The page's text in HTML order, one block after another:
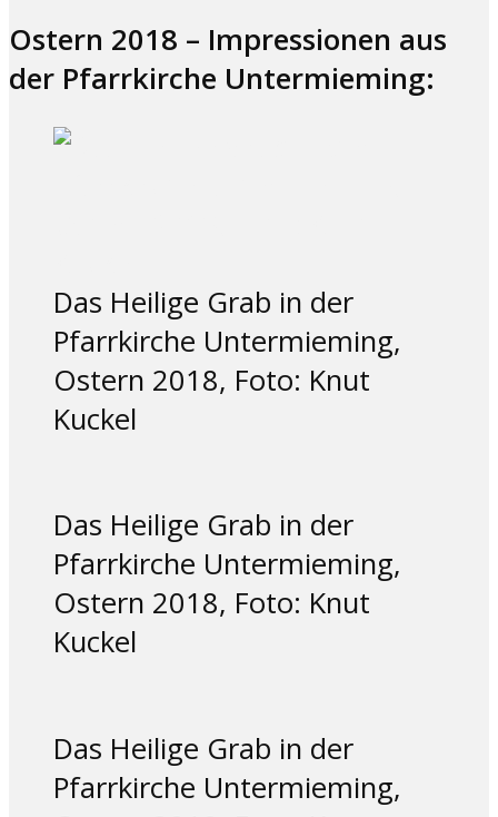
Ostern 2018 – Impressionen aus
der Pfarrkirche Untermieming:
Das Heilige Grab in der
Pfarrkirche Untermieming,
Ostern 2018, Foto: Knut
Kuckel
Das Heilige Grab in der
Pfarrkirche Untermieming,
Ostern 2018, Foto: Knut
Kuckel
Das Heilige Grab in der
Pfarrkirche Untermieming,